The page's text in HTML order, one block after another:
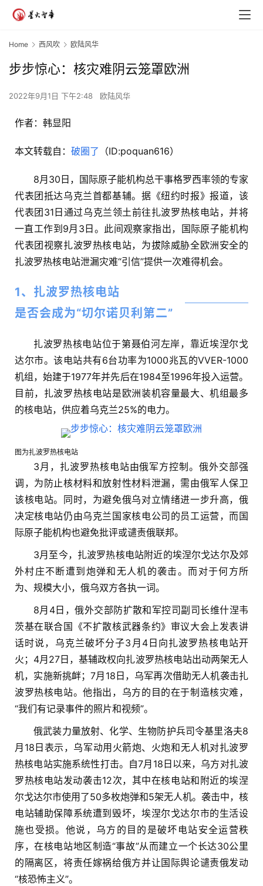
Home 西风吹 欧陆风华
步步惊心：核灾难阴云笼罩欧洲
2022年9月1日 下午2:48 欧陆风华
作者：韩显阳
本文转载自： 破圈了 （ID:poquan616）
8月30日，国际原子能机构总干事格罗西率领的专家
代表团抵达乌克兰首都基辅。据《纽约时报》报道，该
代表团31日通过乌克兰领土前往扎波罗热核电站，并将
一直工作到9月3日。此间观察家指出，国际原子能机构
代表团视察扎波罗热核电站，为拔除威胁全欧洲安全的
扎波罗热核电站泄漏灾难“引信”提供一次难得机会。
1、扎波罗热核电站
是否会成为“切尔诺贝利第二”
扎波罗热核电站位于第聂伯河左岸，靠近埃涅尔戈
达尔市。该电站共有6台功率为1000兆瓦的VVER-1000
机组，始建于1977年并先后在1984至1996年投入运营。
目前，扎波罗热核电站是欧洲装机容量最大、机组最多
的核电站，供应着乌克兰25%的电力。
图为扎波罗热核电站
3月，扎波罗热核电站由俄军方控制。俄外交部强
调，为防止核材料和放射性材料泄漏，需由俄军人保卫
该核电站。同时，为避免俄乌对立情绪进一步升高，俄
决定核电站仍由乌克兰国家核电公司的员工运营，而国
际原子能机构也避免批评或谴责俄联邦。
3月至今，扎波罗热核电站附近的埃涅尔戈达尔及郊
外村庄不断遭到炮弹和无人机的袭击。而对于何方所
为、规模大小，俄乌双方各执一词。
8月4日，俄外交部防扩散和军控司副司长维什涅韦
茨基在联合国《不扩散核武器条约》审议大会上发表讲
话时说，乌克兰破坏分子3月4日向扎波罗热核电站开
火；4月27日，基辅政权向扎波罗热核电站出动两架无人
机，实施新挑衅；7月18日，乌军再次借助无人机袭击扎
波罗热核电站。他指出，乌方的目的在于制造核灾难，
“我们有记录事件的照片和视频”。
俄武装力量放射、化学、生物防护兵司令基里洛夫8
月18日表示，乌军动用火箭炮、火炮和无人机对扎波罗
热核电站实施系统性打击。自7月18日以来，乌方对扎波
罗热核电站发动袭击12次，其中在核电站和附近的埃涅
尔戈达尔市使用了50多枚炮弹和5架无人机。袭击中，核
电站辅助保障系统遭到毁坏，埃涅尔戈达尔市的生活设
施也受损。他说，乌方的目的是破坏电站安全运营秩
序，在核电站地区制造“事故”从而建立一个长达30公里
的隔离区，将责任嫁祸给俄方并让国际舆论谴责俄发动
“核恐怖主义”。